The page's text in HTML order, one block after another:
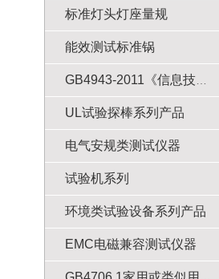
标准灯头灯座量规
能效测试标准锅
UL试验探棒系列产品
电气安规类测试仪器
试验机系列
环境类试验设备系列产品
EMC电磁兼容测试仪器